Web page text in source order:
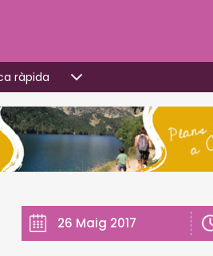
ràpida
26 Maig 2017